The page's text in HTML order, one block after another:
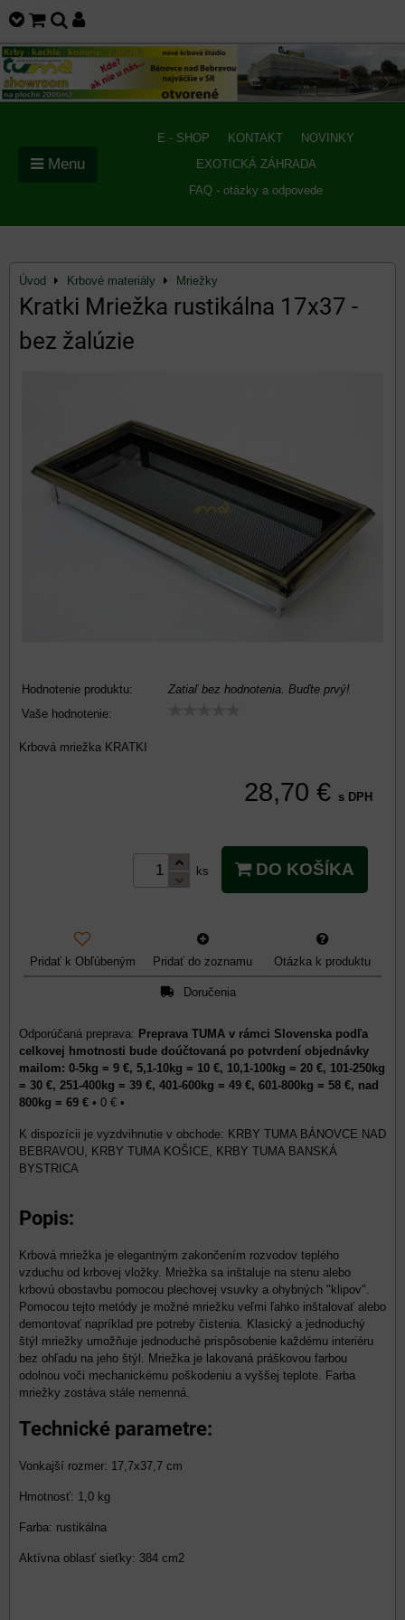
E - SHOP KONTAKT
NOVINKY
EXOTICKÁ ZÁHRADA
FAQ - otázky a odpovede
Menu
Úvod Krbové materiály Mriežky
Kratki Mriežka rustikálna 17x37 -
bez žalúzie
Hodnotenie produktu:
Zatiaľ bez hodnotenia. Buďte prvý!
Vaše hodnotenie:
Krbová mriežka KRATKI
28,70 € s DPH
ks DO KOŠÍKA
Pridať k Obľúbeným Pridať do zoznamu Otázka k produktu
Doručenia
Preprava TUMA v rámci Slovenska podľa
celkovej hmotnosti bude doúčtovaná po potvrdení objednávky
mailom: 0-5kg = 9 €, 5,1-10kg = 10 €, 10,1-100kg = 20 €, 101-250kg
= 30 €, 251-400kg = 39 €, 401-600kg = 49 €, 601-800kg = 58 €, nad
800kg = 69 € • 0 € •
KRBY TUMA BÁNOVCE NAD
BEBRAVOU, KRBY TUMA KOŠICE, KRBY TUMA BANSKÁ
BYSTRICA
Popis:
Krbová mriežka je elegantným zakončením rozvodov teplého
vzduchu od krbovej vložky. Mriežka sa inštaluje na stenu alebo
krbovú obostavbu pomocou plechovej vsuvky a ohybných "klipov".
Pomocou tejto metódy je možné mriežku veľmi ľahko inštalovať alebo
demontovať napríklad pre potreby čistenia. Klasický a jednoduchý
štýl mriežky umožňuje jednoduché prispôsobenie každému interiéru
bez ohľadu na jeho štýl. Mriežka je lakovaná práškovou farbou
odolnou voči mechanickému poškodeniu a vyššej teplote. Farba
mriežky zostáva stále nemenná.
Technické parametre:
Vonkajší rozmer: 17,7x37,7 cm
Hmotnosť: 1,0 kg
Farba: rustikálna
Aktívna oblasť sieťky: 384 cm2